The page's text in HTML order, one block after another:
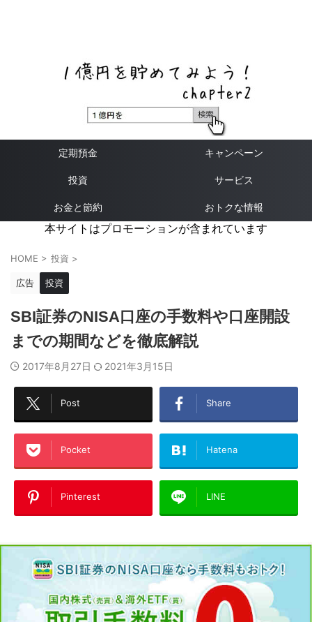
定期預金 キャンペーン
投資 サービス
お金と節約 おトクな情報
本サイトはプロモーションが含まれています
HOME > 投資 >
広告 投資
SBI証券のNISA口座の手数料や口座開設
までの期間などを徹底解説
2017年8月27日 2021年3月15日
Post Share
Pocket Hatena
Pinterest LINE